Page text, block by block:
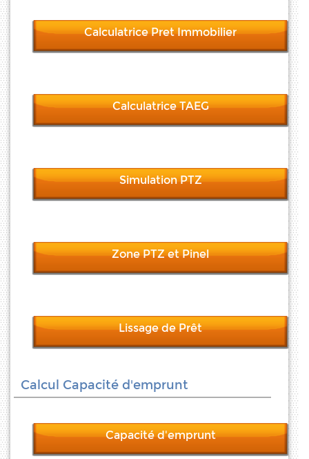
Calculatrice Pret Immobilier
Calculatrice TAEG
Simulation PTZ
Zone PTZ et Pinel
Lissage de Prêt
Calcul Capacité d'emprunt
Capacité d'emprunt